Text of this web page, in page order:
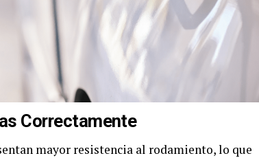
Correctamente
mayor resistencia al rodamiento, lo que